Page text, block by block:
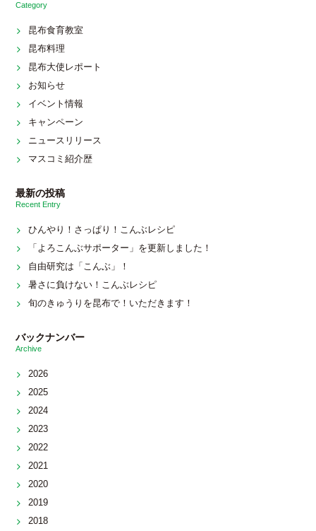
Category
昆布食育教室
昆布料理
昆布大使レポート
お知らせ
イベント情報
キャンペーン
ニュースリリース
マスコミ紹介歴
最新の投稿
Recent Entry
ひんやり！さっぱり！こんぶレシピ
「よろこんぶサポーター」を更新しました！
自由研究は「こんぶ」！
暑さに負けない！こんぶレシピ
旬のきゅうりを昆布で！いただきます！
バックナンバー
Archive
2026
2025
2024
2023
2022
2021
2020
2019
2018